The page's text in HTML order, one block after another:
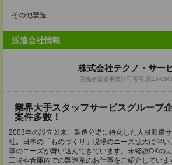
その他製造
派遣会社情報
株式会社テクノ・サー
労働者派遣事業許可番号:派13-
業界大手スタッフサービスグループ
案件多数！
2003年の設立以来、製造分野に特化した人材派遣
社。日本の「ものづくり」現場のニーズ拡大に伴
事のニーズが舞い込んできています。未経験OKの
工場や倉庫内での製造系のお仕事をご紹介していま